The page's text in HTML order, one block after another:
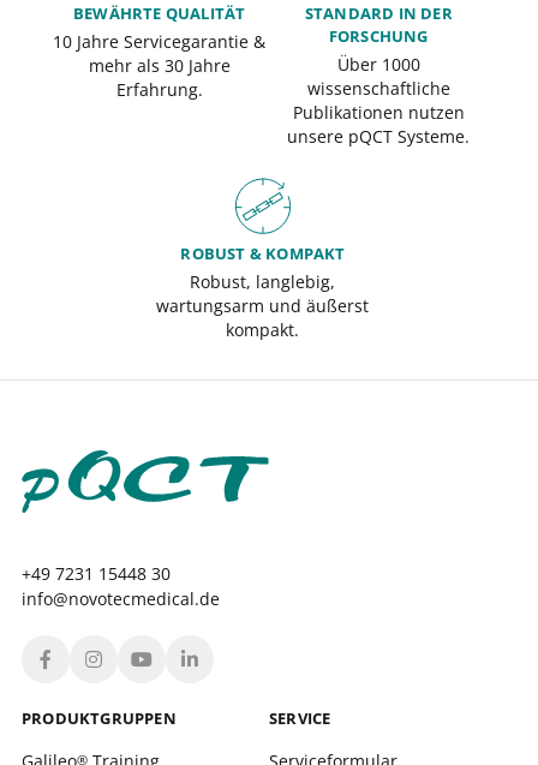
BEWÄHRTE QUALITÄT
10 Jahre Servicegarantie &
mehr als 30 Jahre
Erfahrung.
STANDARD IN DER
FORSCHUNG
Über 1000
wissenschaftliche
Publikationen nutzen
unsere pQCT Systeme.
ROBUST & KOMPAKT
Robust, langlebig,
wartungsarm und äußerst
kompakt.
+49 7231 15448 30
info@novotecmedical.de
PRODUKT­GRUPPEN
®
SERVICE